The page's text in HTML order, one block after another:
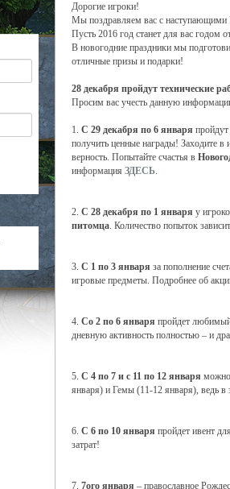
Дорогие игроки!
Мы поздравляем вас с наступающими
Пусть 2016 год станет для вас годом
В новогодние праздники мы
отличные призы и подарки!
28 декабря пройдут технические
Просим вас учесть данную
1. С 29 декабря по 6 января
получить ценные награды! Заходите в
верность. Попытайте счастья в
информация ЗДЕСЬ.
2. С 28 декабря по 1 января у
питомца. Количество попыток
3. С 1 по 3 января за пополнение
игровые предметы. Подробнее об
4. Со 2 по 6 января пройдет
дневную активность полностью – и
5. С 4 по 7 и с 11 по 12 января можно
января) и Гемы (11-12 января), ведь в
6. С 6 по 10 января пройдет ивент
затрат!
7. 7ого января – православное